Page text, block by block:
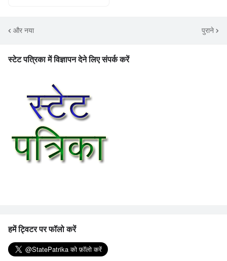
और नया पुराने
स्टेट पत्रिका में विज्ञापन देने लिए संपर्क करें
हमें ट्विटर पर फॉलो करें